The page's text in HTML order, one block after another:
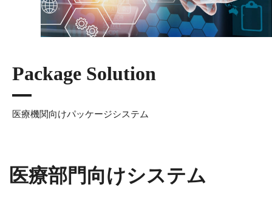
Package Solution
医療機関向けパッケージシステム
医療部門向けシステム